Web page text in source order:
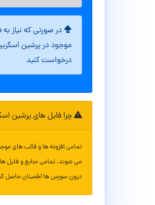
در صورتی که نیاز
موجود در پرشین
درخواست کنید
چرا فایل های پرشین
تمامی افزونه ها و قالب های
می شوند. تمامی منابع و فایل
درون سورس ها اطمینان حاصل